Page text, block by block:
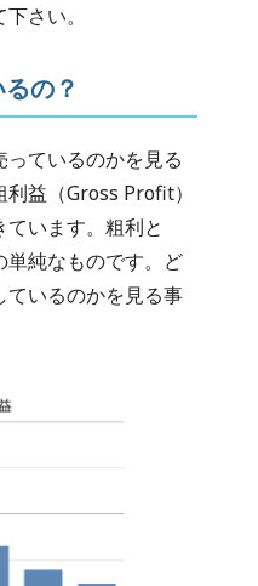
さい。
の？
っているのかを見る
益（Gross Profit）
います。粗利と
純なものです。ど
ているのかを見る事